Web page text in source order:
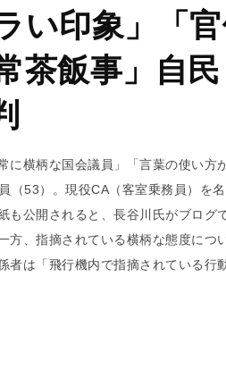
い印象」「
茶飯事」自
横柄な国会議員」「言葉の使い方
（53）。現役CA（客室乗務員）を
公開されると、長谷川氏がブログ
、指摘されている横柄な態度につ
者は「飛行機内で指摘されている行